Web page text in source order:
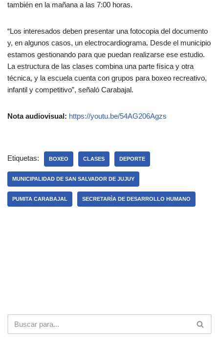
también en la mañana a las 7:00 horas.
“Los interesados deben presentar una fotocopia del documento
y, en algunos casos, un electrocardiograma. Desde el municipio
estamos gestionando para que puedan realizarse ese estudio.
La estructura de las clases combina una parte física y otra
técnica, y la escuela cuenta con grupos para boxeo recreativo,
infantil y competitivo”, señaló Carabajal.
Nota audiovisual: https://youtu.be/54AG206Agzs
Etiquetas: BOXEO CLASES DEPORTE
MUNICIPALIDAD DE SAN SALVADOR DE JUJUY
PUMITA CARABAJAL SECRETARÌA DE DESARROLLO HUMANO